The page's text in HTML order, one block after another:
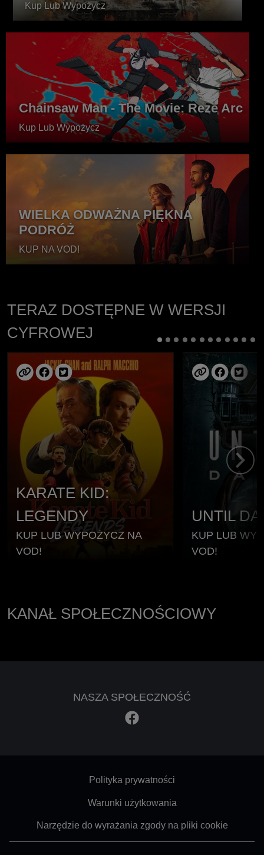
Kup Lub Wypożycz
Chainsaw Man - The Movie: Reze Arc
Kup Lub Wypożycz
WIELKA ODWAŻNA PIĘKNA
PODRÓŻ
KUP NA VOD!
TERAZ DOSTĘPNE W WERSJI
CYFROWEJ
KARATE KID:
LEGENDY
KUP LUB WYPOŻYCZ NA
VOD!
UNTIL
KUP LUB
VOD!
KANAŁ SPOŁECZNOŚCIOWY
NASZA SPOŁECZNOŚĆ
Footer - SubfooterPolityka prywatności
Warunki użytkowania
Narzędzie do wyrażania zgody na pliki cookie